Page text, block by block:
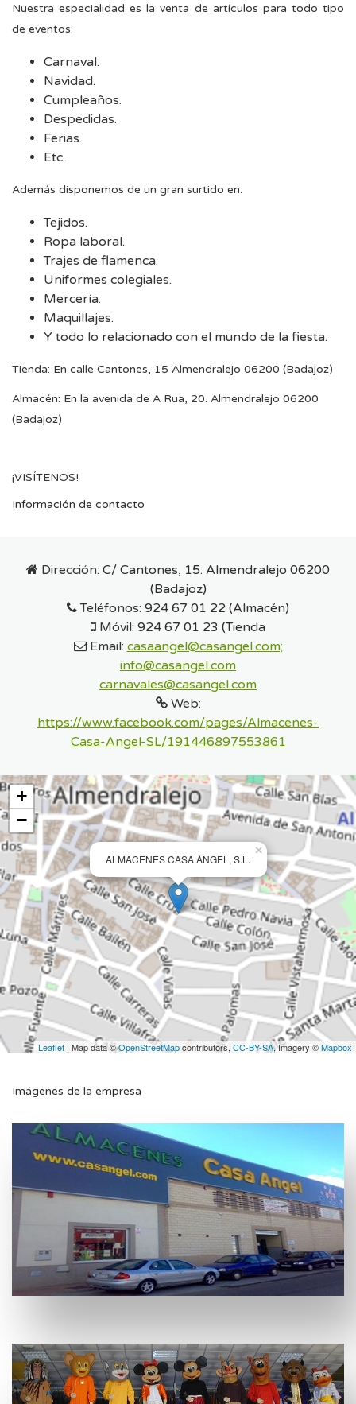
Nuestra especialidad es la venta de artículos para todo tipo
de eventos:
Carnaval.
Navidad.
Cumpleaños.
Despedidas.
Ferias.
Etc.
Además disponemos de un gran surtido en:
Tejidos.
Ropa laboral.
Trajes de flamenca.
Uniformes colegiales.
Mercería.
Maquillajes.
Y todo lo relacionado con el mundo de la fiesta.
Tienda: En calle Cantones, 15 Almendralejo 06200 (Badajoz)
Almacén: En la avenida de A Rua, 20. Almendralejo 06200
(Badajoz)
¡VISÍTENOS!
Información de contacto
Dirección: C/ Cantones, 15. Almendralejo 06200
(Badajoz)
Teléfonos: 924 67 01 22 (Almacén)
Móvil: 924 67 01 23 (Tienda
Email: casaangel@casangel.com;
info@casangel.com
carnavales@casangel.com
Web:
https://www.facebook.com/pages/Almacenes-
Casa-Angel-SL/191446897553861
ALMACENES CASA ÁNGEL, S.L.
×
+
−
Leaflet | Map data ©OpenStreetMapcontributors, CC-BY-SA, Imagery ©Mapbox
Imágenes de la empresa